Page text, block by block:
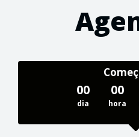
00
dia
00
hora